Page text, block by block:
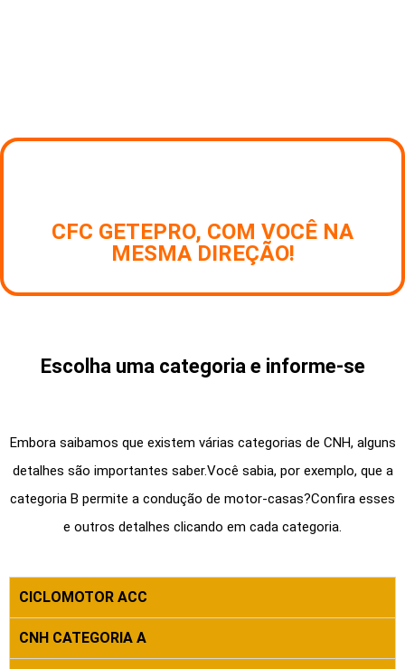
CFC GETEPRO, COM VOCÊ NA
MESMA DIREÇÃO!
Escolha uma categoria e informe-se
Embora saibamos que existem várias categorias de CNH, alguns
detalhes são importantes saber.Você sabia, por exemplo, que a
categoria B permite a condução de motor-casas?Confira esses
e outros detalhes clicando em cada categoria.
CICLOMOTOR ACC
CNH CATEGORIA A